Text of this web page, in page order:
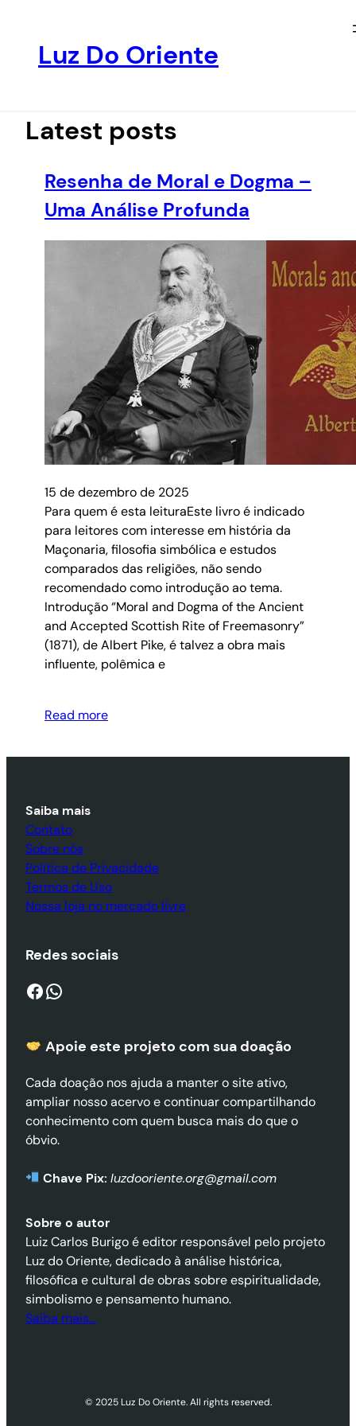
conteúdo
Luz Do Oriente
Latest posts
Resenha de Moral e Dogma –
Uma Análise Profunda
15 de dezembro de 2025
Para quem é esta leituraEste livro é indicado
para leitores com interesse em história da
Maçonaria, filosofia simbólica e estudos
comparados das religiões, não sendo
recomendado como introdução ao tema.
Introdução “Moral and Dogma of the Ancient
and Accepted Scottish Rite of Freemasonry”
(1871), de Albert Pike, é talvez a obra mais
influente, polêmica e
Read more
Saiba mais
Contato
Sobre nós
Política de Privacidade
Termos de Uso
Nossa loja no mercado livre
Redes sociais
Facebook WhatsApp
Apoie este projeto com sua doação
Cada doação nos ajuda a manter o site ativo,
ampliar nosso acervo e continuar compartilhando
conhecimento com quem busca mais do que o
óbvio.
Chave Pix: luzdooriente.org@gmail.com
Sobre o autor
Luiz Carlos Burigo é editor responsável pelo projeto
Luz do Oriente, dedicado à análise histórica,
filosófica e cultural de obras sobre espiritualidade,
simbolismo e pensamento humano.
Saiba mais…
© 2025 Luz Do Oriente. All rights reserved.